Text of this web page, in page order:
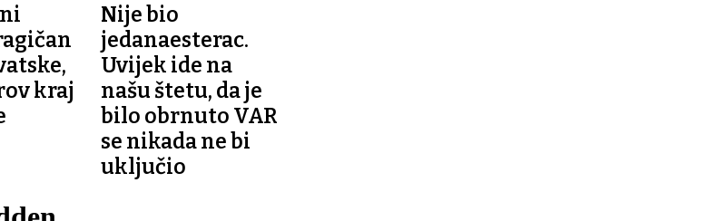
kraj
Nije bio
jedanaesterac.
Uvijek ide na
našu štetu, da je
bilo obrnuto VAR
se nikada ne bi
uključio